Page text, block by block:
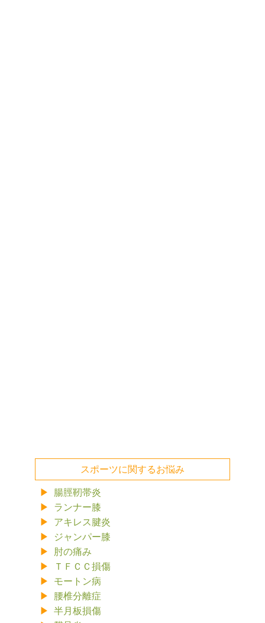
スポーツに関するお悩み
腸脛靭帯炎
ランナー膝
アキレス腱炎
ジャンパー膝
肘の痛み
ＴＦＣＣ損傷
モートン病
腰椎分離症
半月板損傷